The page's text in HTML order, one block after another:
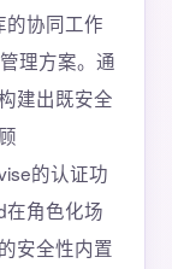
的协同工作
理方案。通
建出既安全
的认证功
在角色化场
安全性内置